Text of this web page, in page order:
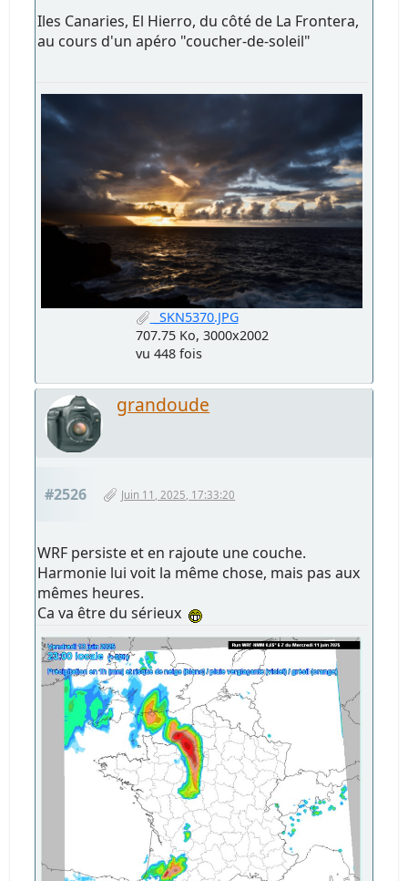
Iles Canaries, El Hierro, du côté de La Frontera,
au cours d'un apéro "coucher-de-soleil"
_SKN5370.JPG
707.75 Ko, 3000x2002
vu 448 fois
grandoude
#2526 Juin 11, 2025, 17:33:20
WRF persiste et en rajoute une couche.
Harmonie lui voit la même chose, mais pas aux
mêmes heures.
Ca va être du sérieux